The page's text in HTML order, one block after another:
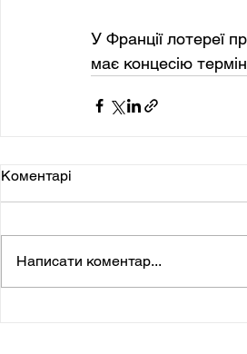
У Франції лотереї
має концесію
Коментарі
Написати коментар...